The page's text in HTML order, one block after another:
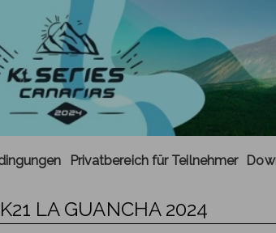
Privatbereich für Teilnehmer
LA GUANCHA 2024